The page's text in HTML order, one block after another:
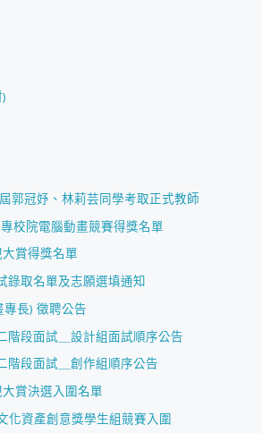
郭冠妤、林莉芸同學考取正式教師
校院電腦動畫競賽得獎名單
大賞得獎名單
錄取名單及志願選填通知
長) 徵聘公告
階段面試＿設計組面試順序公告
階段面試＿創作組順序公告
大賞決選入圍名單
化資產創意獎學生組競賽入圍